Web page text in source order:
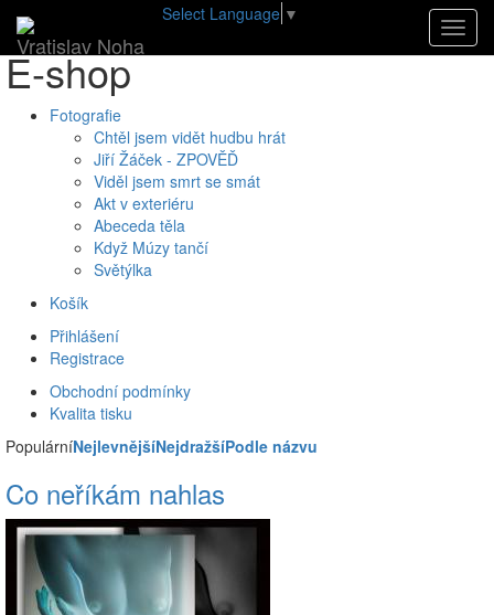
Vratislav Noha
Select Language ▼
Úvod
E-shop
Fotografie
Chtěl jsem vidět hudbu hrát
Jiří Žáček - ZPOVĚĎ
Viděl jsem smrt se smát
Akt v exteriéru
Abeceda těla
Když Múzy tančí
Světýlka
Košík
Přihlášení
Registrace
Obchodní podmínky
Kvalita tisku
PopulárníNejlevnějšíNejdražšíPodle názvu
Co neříkám nahlas